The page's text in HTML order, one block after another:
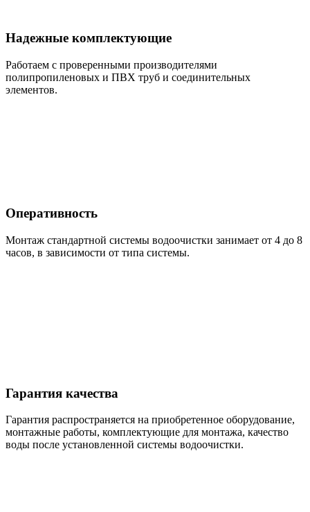
Надежные комплектующие
Работаем с проверенными производителями
полипропиленовых и ПВХ труб и соединительных
элементов.
Оперативность
Монтаж стандартной системы водоочистки занимает от 4 до 8
часов, в зависимости от типа системы.
Гарантия качества
Гарантия распространяется на приобретенное оборудование,
монтажные работы, комплектующие для монтажа, качество
воды после установленной системы водоочистки.